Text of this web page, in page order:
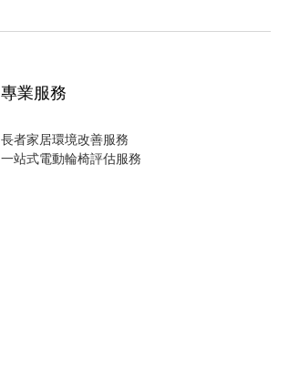
專業服務
長者家居環境改善服務
一站式電動輪椅評估服務